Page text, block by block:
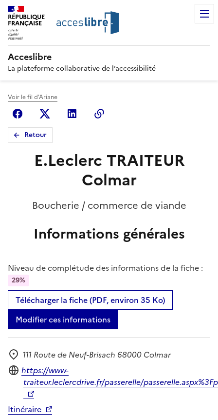
RÉPUBLIQUE
FRANÇAISE
Acceslibre
La plateforme collaborative de l’accessibilité
Voir le fil d'Ariane
FacebookX (anciennement Twitter)
Linkedin
Retour
E.Leclerc TRAITEUR
Colmar
Boucherie / commerce de viande
Informations générales
Niveau de complétude des informations de la fiche :
29%
Télécharger la fiche (PDF, environ 35 Ko)
Modifier ces informations
Adresse
111 Route de Neuf-Brisach 68000 Colmar
Site internet
https://www-
traiteur.leclercdrive.fr/passerelle/
Itinéraire